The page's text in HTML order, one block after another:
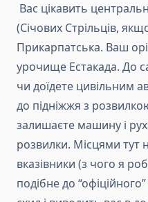
Вас цікавить
(Січових Стрільців,
Прикарпатська. Ваш
урочище Естакада. До
чи доїдете цивільним
до підніжжя з
залишаєте машину і
розвилки. Місцями тут
вказівники (з чого я
подібне до